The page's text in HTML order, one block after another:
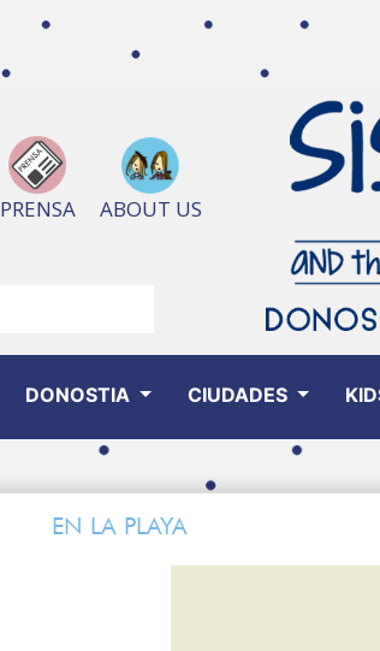
PRENSA ABOUT US
DONOSTIA CIUDADES
EN LA PLAYA